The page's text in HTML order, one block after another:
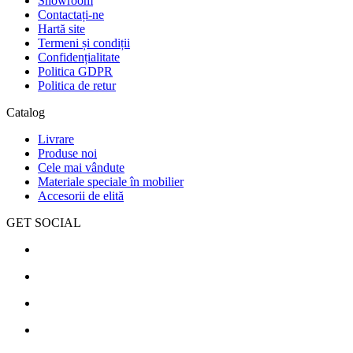
Contactați-ne
Hartă site
Termeni și condiții
Confidențialitate
Politica GDPR
Politica de retur
Catalog
Livrare
Produse noi
Cele mai vândute
Materiale speciale în mobilier
Accesorii de elită
GET SOCIAL